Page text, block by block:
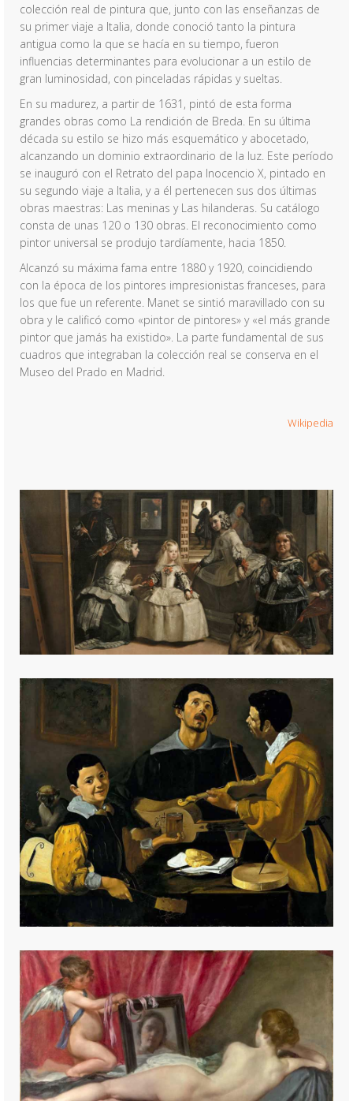
colección real de pintura que, junto con las enseñanzas de
su primer viaje a Italia, donde conoció tanto la pintura
antigua como la que se hacía en su tiempo, fueron
influencias determinantes para evolucionar a un estilo de
gran luminosidad, con pinceladas rápidas y sueltas.
En su madurez, a partir de 1631, pintó de esta forma
grandes obras como La rendición de Breda. En su última
década su estilo se hizo más esquemático y abocetado,
alcanzando un dominio extraordinario de la luz. Este período
se inauguró con el Retrato del papa Inocencio X, pintado en
su segundo viaje a Italia, y a él pertenecen sus dos últimas
obras maestras: Las meninas y Las hilanderas. Su catálogo
consta de unas 120 o 130 obras. El reconocimiento como
pintor universal se produjo tardíamente, hacia 1850.
Alcanzó su máxima fama entre 1880 y 1920, coincidiendo
con la época de los pintores impresionistas franceses, para
los que fue un referente. Manet se sintió maravillado con su
obra y le calificó como «pintor de pintores» y «el más grande
pintor que jamás ha existido». La parte fundamental de sus
cuadros que integraban la colección real se conserva en el
Museo del Prado en Madrid.
Wikipedia